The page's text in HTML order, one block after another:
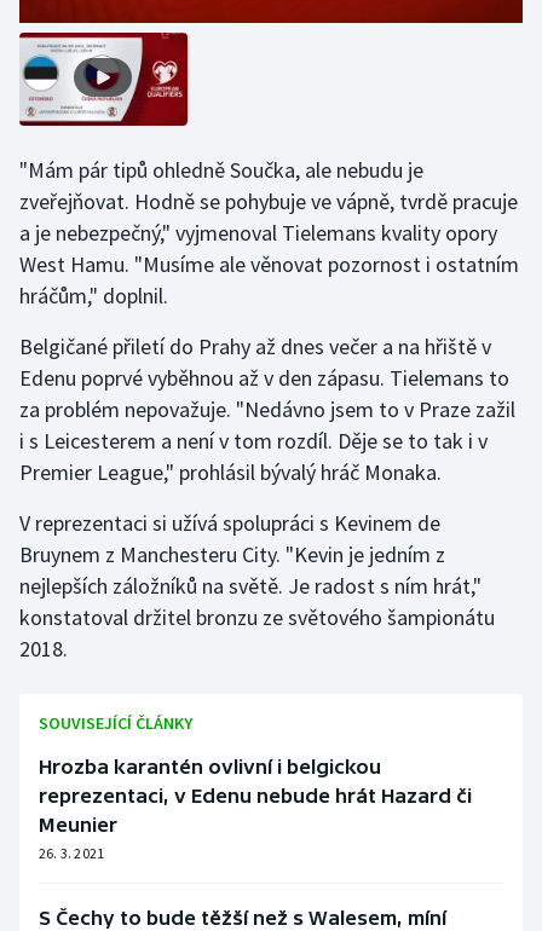
Plavání
Plážový volejbal
Ragby
Rychlobruslení
Rychlostní kanoistika
Short track
Sportovní střelba
Stolní tenis
Triatlon
Veslování
Vodní slalom
Ostatní
"Mám pár tipů ohledně Součka, ale nebudu je
zveřejňovat. Hodně se pohybuje ve vápně, tvrdě pracuje
a je nebezpečný," vyjmenoval Tielemans kvality opory
West Hamu. "Musíme ale věnovat pozornost i ostatním
hráčům," doplnil.
Belgičané přiletí do Prahy až dnes večer a na hřiště v
Edenu poprvé vyběhnou až v den zápasu. Tielemans to
za problém nepovažuje. "Nedávno jsem to v Praze zažil
i s Leicesterem a není v tom rozdíl. Děje se to tak i v
Premier League," prohlásil bývalý hráč Monaka.
V reprezentaci si užívá spolupráci s Kevinem de
Bruynem z Manchesteru City. "Kevin je jedním z
nejlepších záložníků na světě. Je radost s ním hrát,"
konstatoval držitel bronzu ze světového šampionátu
2018.
SOUVISEJÍCÍ ČLÁNKY
Hrozba karantén ovlivní i belgickou
reprezentaci, v Edenu nebude hrát Hazard či
Meunier
26. 3. 2021
S Čechy to bude těžší než s Walesem, míní